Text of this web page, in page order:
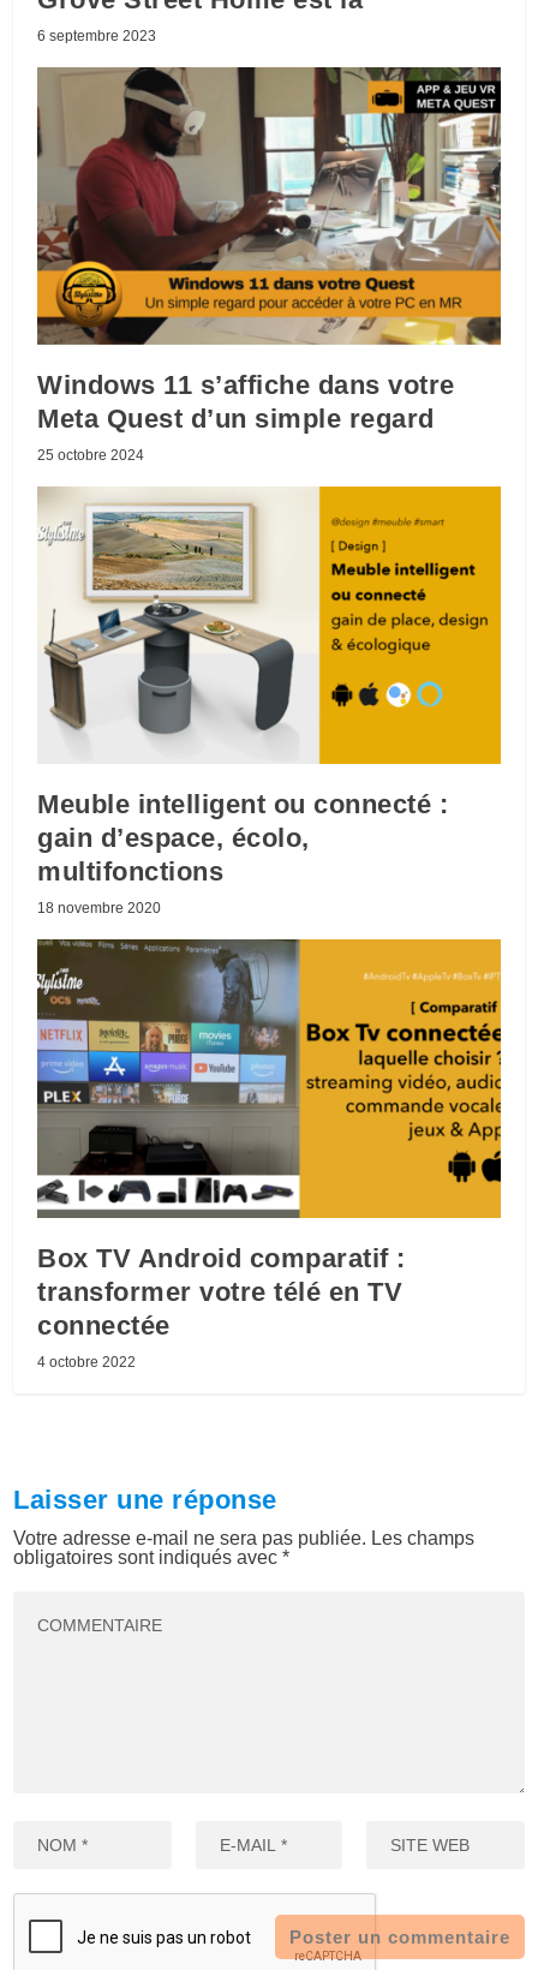
6 septembre 2023
Windows 11 s’affiche dans votre
Meta Quest d’un simple regard
25 octobre 2024
Meuble intelligent ou connecté :
gain d’espace, écolo,
multifonctions
18 novembre 2020
Box TV Android comparatif :
transformer votre télé en TV
connectée
4 octobre 2022
Laisser une réponse
Votre adresse e-mail ne sera pas publiée. Les champs
obligatoires sont indiqués avec*